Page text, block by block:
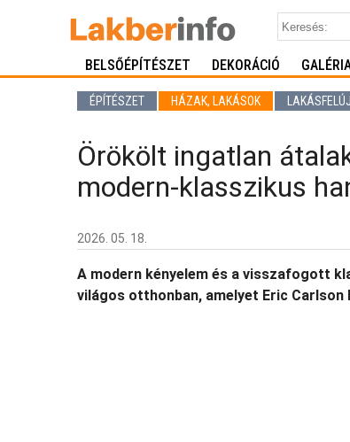
BELSŐÉPÍTÉSZET DEKORÁCIÓ
ÉPÍTÉSZET HÁZAK, LAKÁSOK
Örökölt ingatlan
modern-klasszikus
2026. 05. 18.
A modern kényelem és a visszafogott
világos otthonban, amelyet Eric